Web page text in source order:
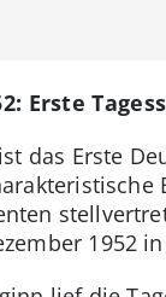
Erste
das Erste
1952